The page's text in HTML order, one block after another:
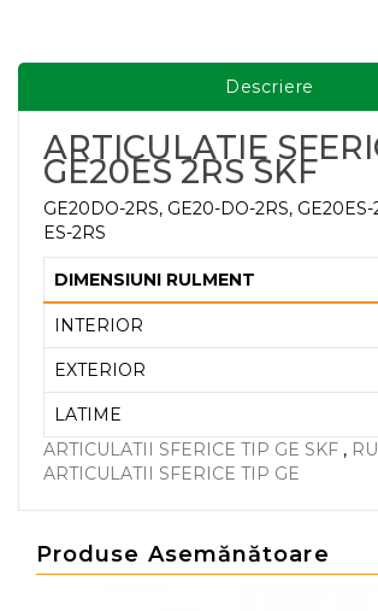
Descriere
ARTICULATIE
GE20ES 2RS SKF
GE20DO-2RS, GE20-DO-2RS, GE20ES-
ES-2RS
DIMENSIUNI RULMENT
INTERIOR
EXTERIOR
LATIME
ARTICULATII SFERICE TIP GE SKF ,
ARTICULATII SFERICE TIP GE
Produse Asemănătoare